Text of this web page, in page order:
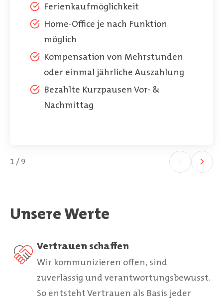
Ferienkaufmöglichkeit
Home-Office je nach Funktion
möglich
Kompensation von Mehrstunden
oder einmal jährliche Auszahlung
Bezahlte Kurzpausen Vor- &
Nachmittag
1 / 9
Unsere Werte
Vertrauen schaffen
Wir kommunizieren offen, sind
zuverlässig und verantwortungsbewusst.
So entsteht Vertrauen als Basis jeder